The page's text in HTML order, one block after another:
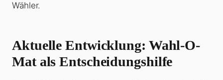
Wähler.
Aktuelle Entwicklung: Wahl-O-
Mat als Entscheidungshilfe